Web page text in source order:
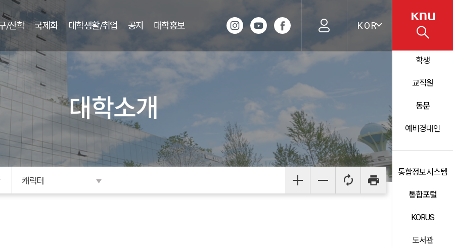
/산학 국제화 대학생활/취업 공지 대학홍보 KOR
학생
교직원
동문
예비경대인
통합정보시스템
통합포털
KORUS
도서관
대학소개
캐릭터